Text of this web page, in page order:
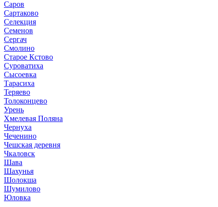
Саров
Сартаково
Селекция
Семенов
Сергач
Смолино
Старое Кстово
Суроватиха
Сысоевка
Тарасиха
Теряево
Толоконцево
Урень
Хмелевая Поляна
Чернуха
Чеченино
Чешская деревня
Чкаловск
Шава
Шахунья
Шолокша
Шумилово
Юловка